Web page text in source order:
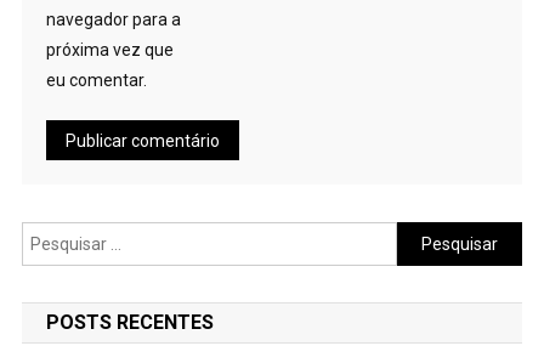
navegador para a
próxima vez que
eu comentar.
Pesquisar
por:
POSTS RECENTES